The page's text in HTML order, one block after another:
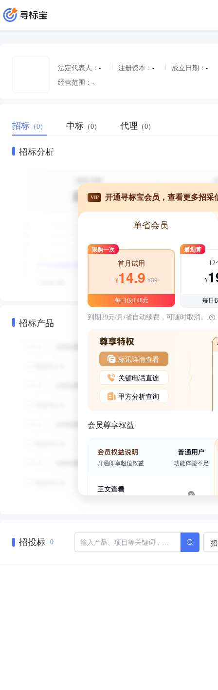
法定代表人： - 注册资本： - 成立日期： -
经营范围： -
招标 （0） 中标 （0） 代理 （0）
招标分析
招标产品
VIP 开通寻标宝会员，查看更多招采
单省会员
限购一次
首月试用
¥14.9 ¥39
每日仅0.48元
最划算
12
¥
每日
到期29元/月/省自动续费，可随时取消。
标讯详情查看
关键电话直连
甲方分析查询
会员尊享权益
招投标 0